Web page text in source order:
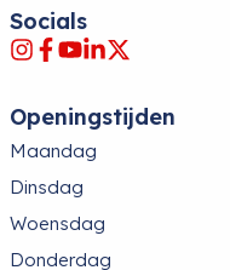
Socials
Openingstijden
Maandag
Dinsdag
Woensdag
Donderdag